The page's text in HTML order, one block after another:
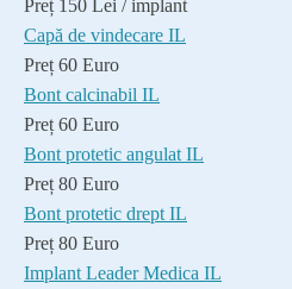
Preț 150 Lei / implant
Capă de vindecare IL
Preț 60 Euro
Bont calcinabil IL
Preț 60 Euro
Bont protetic angulat IL
Preț 80 Euro
Bont protetic drept IL
Preț 80 Euro
Implant Leader Medica IL